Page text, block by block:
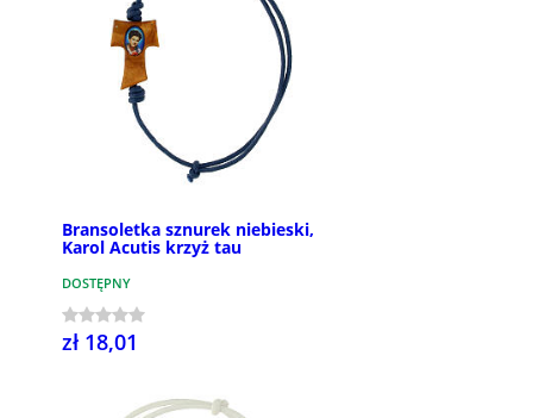
Bransoletka sznurek niebieski,
Karol Acutis krzyż tau
DOSTĘPNY
zł 18,01